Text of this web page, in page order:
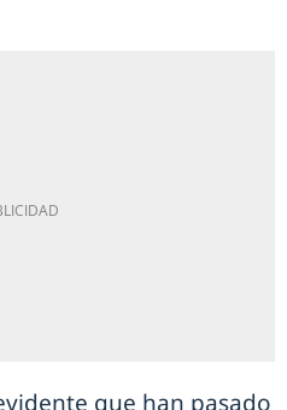
que han pasado